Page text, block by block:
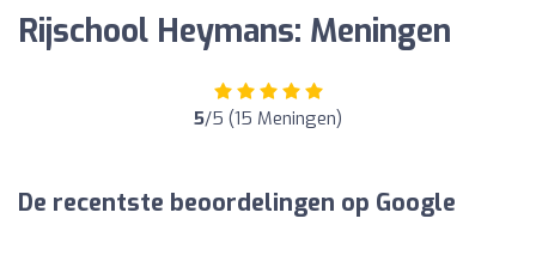
Rijschool Heymans: Meningen
5/5 (15 Meningen)
De recentste beoordelingen op Google